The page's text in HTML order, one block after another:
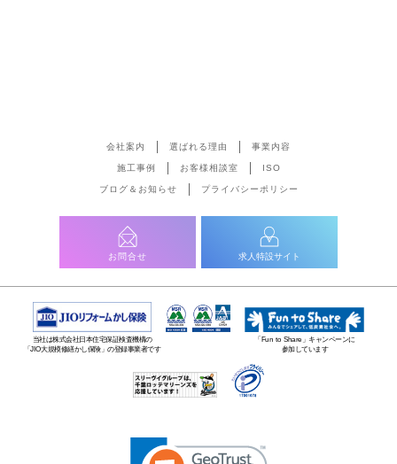
会社案内 選ばれる理由 事業内容
施工事例 お客様相談室 ISO
ブログ＆お知らせ プライバシーポリシー
お問合せ 求人特設サイト
当社は株式会社日本住宅保証検査機構の
「JIO大規模修繕かし保険」の登録事業者です
「Fun to Share」キャンペーンに
参加しています